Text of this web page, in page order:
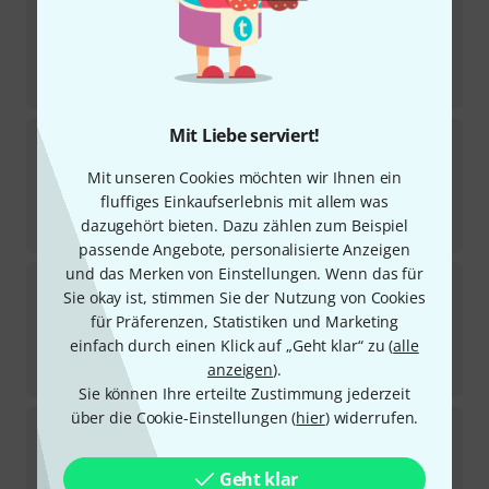
Mit Liebe serviert!
Mit unseren Cookies möchten wir Ihnen ein
fluffiges Einkaufserlebnis mit allem was
dazugehört bieten. Dazu zählen zum Beispiel
passende Angebote, personalisierte Anzeigen
und das Merken von Einstellungen. Wenn das für
Sie okay ist, stimmen Sie der Nutzung von Cookies
für Präferenzen, Statistiken und Marketing
einfach durch einen Klick auf „Geht klar“ zu (alle
anzeigen).
Sie können Ihre erteilte Zustimmung jederzeit
über die Cookie-Einstellungen (hier) widerrufen.
Geht klar
62
Sofort lieferbar
UVP:30,99 €
FenderMonogramm Strap RWB
Sofort lieferbar
15,90€
UVP:24,99 €
-36%
Fender 2"Modern Tweed Strap WHT/BK
16
Sofort lieferbar
19,90€
UVP:30,99 €
Fender2"Modern Tweed Strap GRY/BK